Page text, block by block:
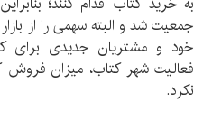
جمعیت شد و البته سهمی را از
خود و مشتریان جدیدی برای
فعالیت شهر کتاب، میزان
نکرد.